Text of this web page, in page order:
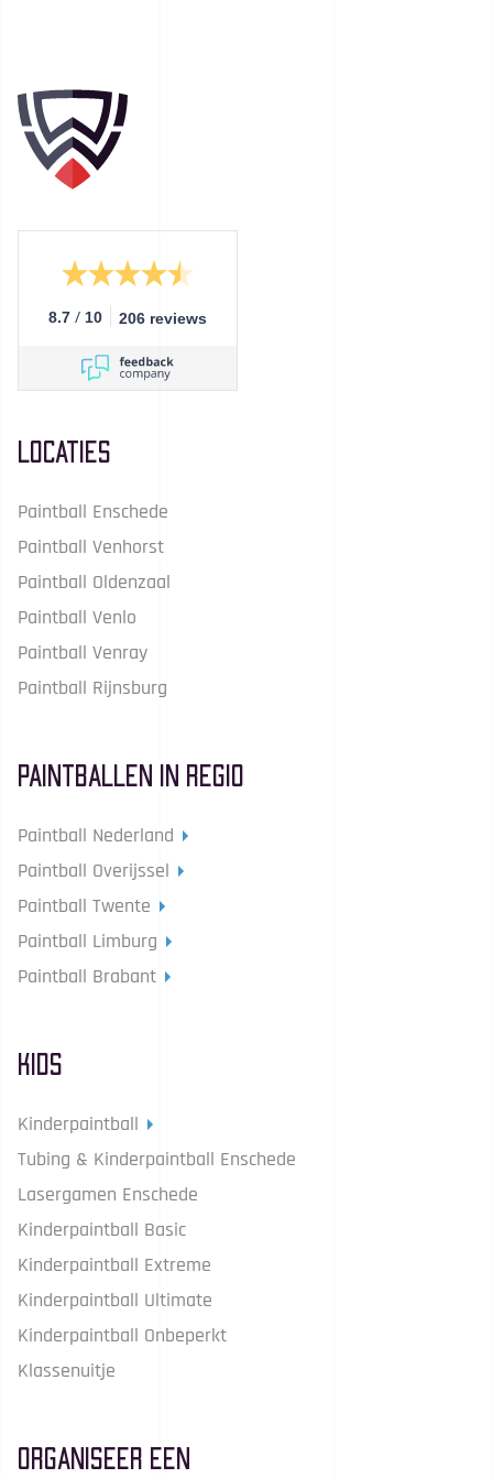
8.7 / 10 206 reviews
Locaties
Paintball Enschede
Paintball Venhorst
Paintball Oldenzaal
Paintball Venlo
Paintball Venray
Paintball Rijnsburg
Paintballen in Regio
Paintball Nederland
Paintball Overijssel
Paintball Twente
Paintball Limburg
Paintball Brabant
Kids
Kinderpaintball
Tubing & Kinderpaintball Enschede
Lasergamen Enschede
Kinderpaintball Basic
Kinderpaintball Extreme
Kinderpaintball Ultimate
Kinderpaintball Onbeperkt
Klassenuitje
Organiseer een